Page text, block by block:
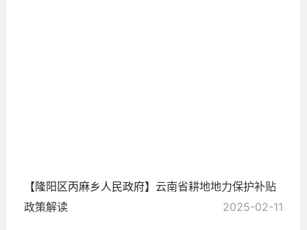
【隆阳区丙麻乡人民政府】 云南省耕地地力保护补贴
政策解读
2025-02-11